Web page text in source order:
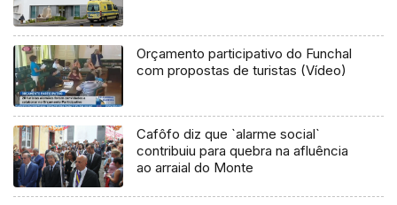
Orçamento participativo do Funchal
com propostas de turistas (Vídeo)
Cafôfo diz que `alarme social`
contribuiu para quebra na afluência
ao arraial do Monte